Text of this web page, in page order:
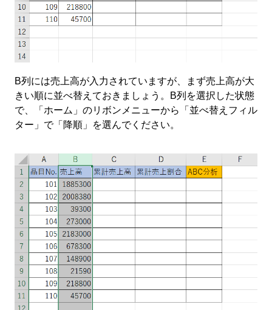
B列には売上高が入力されていますが、まず売上高が大
きい順に並べ替えておきましょう。 B列を選択した状態
で、「ホーム」のリボンメニューから「並べ替えフィル
ター」で「降順」を選んでください。